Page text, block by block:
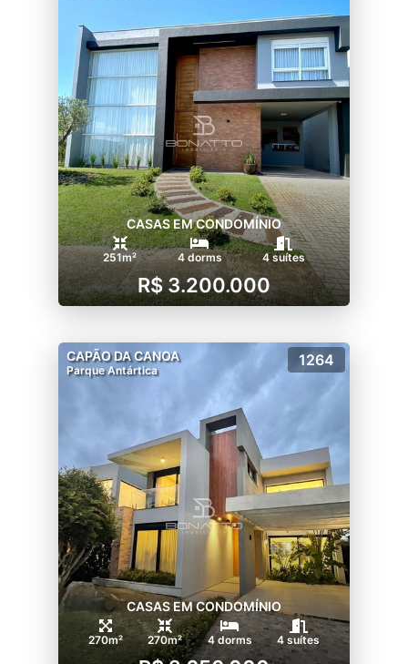
CASAS EM CONDOMÍNIO
251m² 4 dorms 4 suítes
R$ 3.200.000
CAPÃO DA CANOA
Parque Antártica
1264
CASAS EM CONDOMÍNIO
270m² 270m² 4 dorms 4 suítes